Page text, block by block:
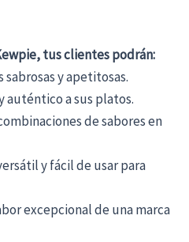
tus clientes podrán:
sabrosas y apetitosas.
auténtico a sus platos.
de sabores en
y fácil de usar para
excepcional de una marca